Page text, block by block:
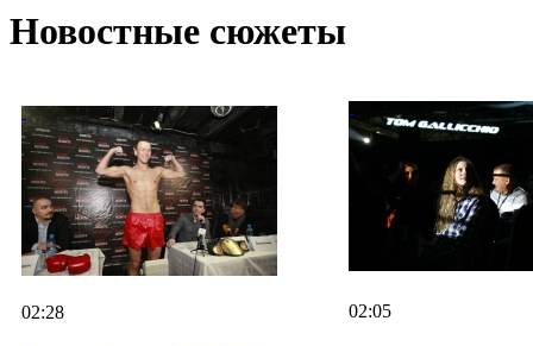
Новостные сюжеты
02:28 02:05